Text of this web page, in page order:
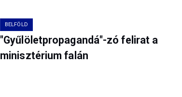
BELFÖLD
"Gyűlöletpropagandá"-zó felirat a
minisztérium falán